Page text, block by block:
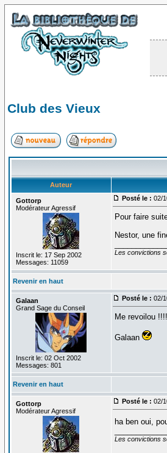
Club des Vieux
Auteur
Gottorp
Modérateur Agressif
Inscrit le: 17 Sep 2002
Messages: 11059
Posté le : 02/
Pour faire
Nestor, une
Les convictions
Revenir en haut
Galaan
Grand Sage du Conseil
Inscrit le: 02 Oct 2002
Messages: 801
Posté le : 02/
Me revoilou
Galaan
Revenir en haut
Gottorp
Modérateur Agressif
Posté le : 02/
ha ben oui,
Les convictions